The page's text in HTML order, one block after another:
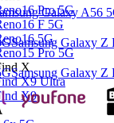
Pro 5G
F 5G
5G
Pro 5G
X
X9 Ultra
X9
Galaxy A56
Samsung Galaxy Z
Samsung Galaxy Z